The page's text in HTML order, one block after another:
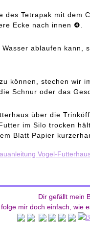
des Tetrapak mit dem
Ecke nach innen ❹.
ablaufen kann,
können, stechen wir
Schnur oder das
über die
im Silo trocken
Blatt Papier
Dir gefällt mein
mir doch einfach, wie